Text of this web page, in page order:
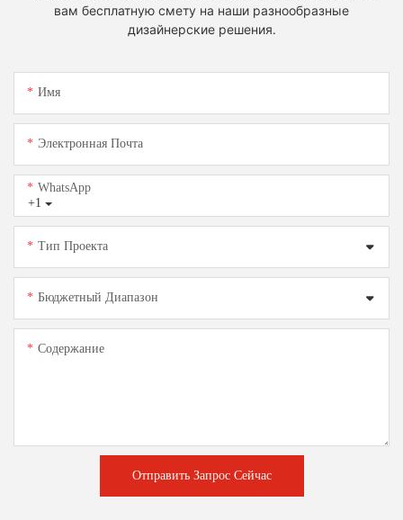
вам бесплатную смету на наши разнообразные
дизайнерские решения.
Имя
Электронная Почта
+1
WhatsApp
Тип Проекта
Бюджетный Диапазон
Содержание
Отправить Запрос Сейчас